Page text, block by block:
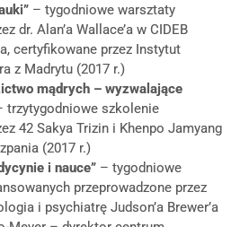
– tygodniowe warsztaty
dr. Alan’a Wallace’a w CIDEB
certyfikowane przez Instytut
z Madrytu (2017 r.)
mądrych – wyzwalające
trzytygodniowe szkolenie
42 Sakya Trizin i Khenpo Jamyang
(2017 r.)
i nauce” – tygodniowe
przeprowadzone przez
i psychiatrę Judson’a Brewer’a